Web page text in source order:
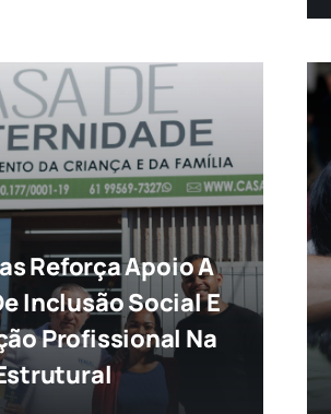
Reforça Apoio A
Inclusão Social E
Profissional Na